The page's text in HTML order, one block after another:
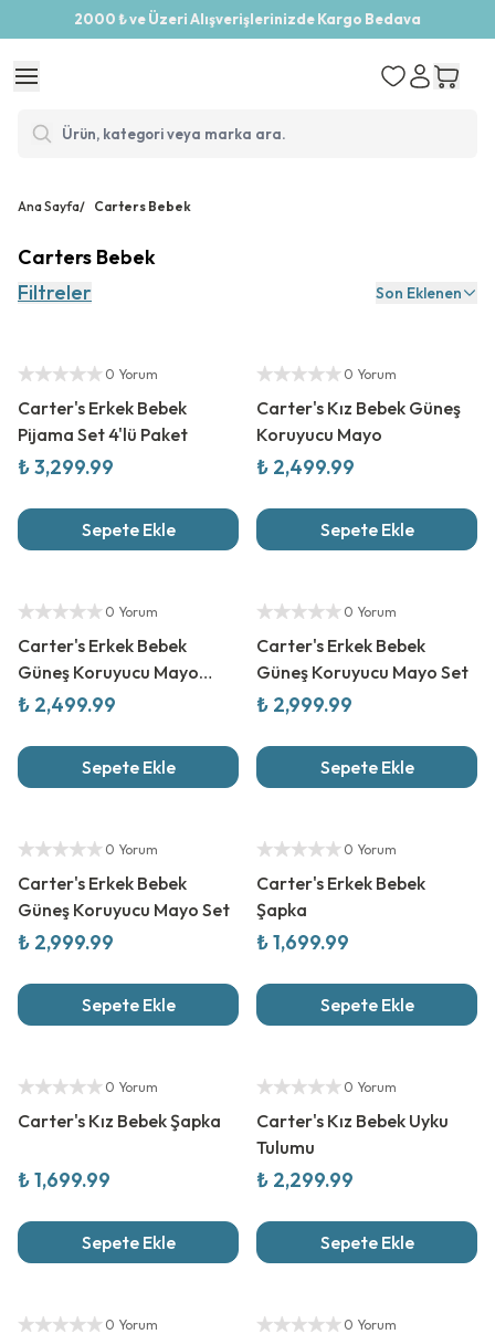
2000 ₺ ve Üzeri Alışverişlerinizde Kargo Bedava
Ana Sayfa/ Carters Bebek
Carters Bebek
Filtreler
Son Eklenen
0 Yorum
Carter's Erkek Bebek
Pijama Set 4'lü Paket
₺ 3,299.99
Sepete Ekle
0 Yorum
Carter's Kız Bebek Güneş
Koruyucu Mayo
₺ 2,499.99
Sepete Ekle
0 Yorum
Carter's Erkek Bebek
Güneş Koruyucu Mayo
Tulum
₺ 2,499.99
Sepete Ekle
0 Yorum
Carter's Erkek Bebek
Güneş Koruyucu Mayo Set
₺ 2,999.99
Sepete Ekle
0 Yorum
Carter's Erkek Bebek
Güneş Koruyucu Mayo Set
₺ 2,999.99
Sepete Ekle
0 Yorum
Carter's Erkek Bebek
Şapka
₺ 1,699.99
Sepete Ekle
0 Yorum
Carter's Kız Bebek Şapka
₺ 1,699.99
Sepete Ekle
0 Yorum
Carter's Kız Bebek Uyku
Tulumu
₺ 2,299.99
Sepete Ekle
0 Yorum 0 Yorum